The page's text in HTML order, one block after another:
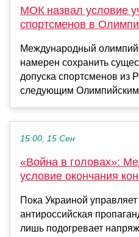
МОК назвал условие
спортсменов в
Международный
намерен сохранить
допуска спортсменов из
следующим Олимпийским
15:00, 15 Сен
«Война в головах»:
условие окончания
Пока Украиной
антироссийская
лишь подогревает